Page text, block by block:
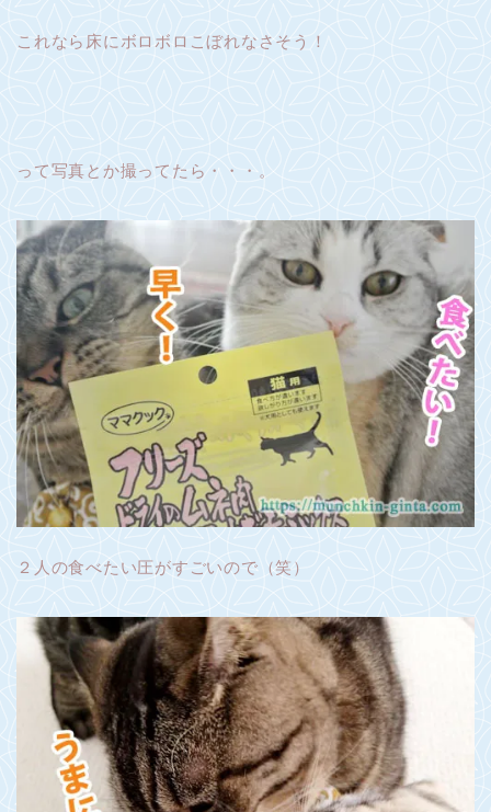
これなら床にボロボロこぼれなさそう！
って写真とか撮ってたら・・・。
２人の食べたい圧がすごいので（笑）